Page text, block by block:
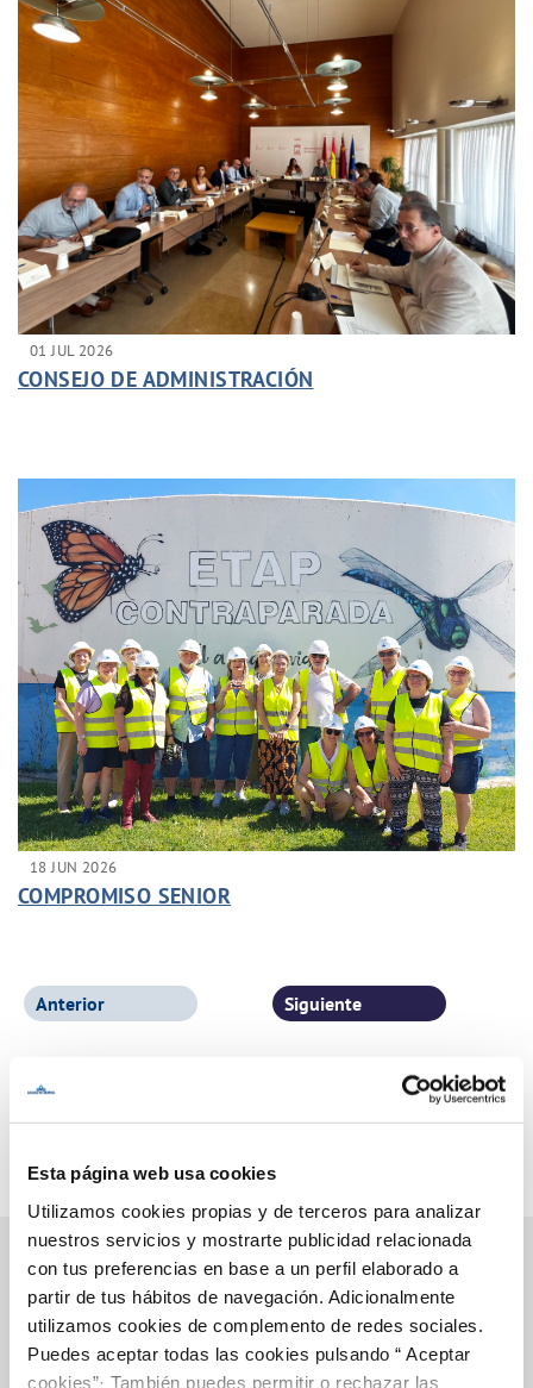
Esta página web usa cookies
Utilizamos cookies propias y de terceros para analizar
nuestros servicios y mostrarte publicidad relacionada
con tus preferencias en base a un perfil elaborado a
partir de tus hábitos de navegación. Adicionalmente
utilizamos cookies de complemento de redes sociales.
Puedes aceptar todas las cookies pulsando “ Aceptar
cookies”· También puedes permitir o rechazar las
01 JUL 2026
CONSEJO DE ADMINISTRACIÓN
18 JUN 2026
COMPROMISO SENIOR
Página 1 de 77
Anterior Siguiente
Inicio